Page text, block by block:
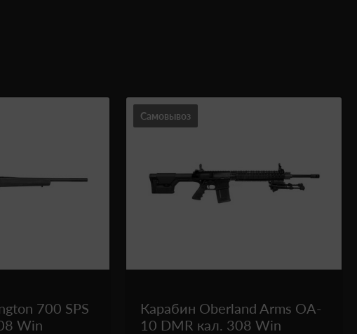
700 SPS
Win
Самовывоз
Карабин Oberland Arms OA-
10 DMR кал. 308 Win